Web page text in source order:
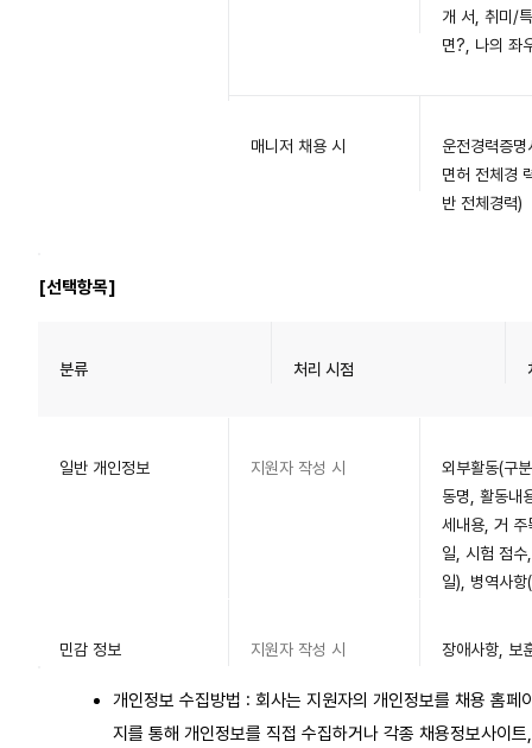
개 서, 취미/
면?, 나의 좌
매니저 채용 시
운전경력증
면허 전체경
반 전체경력)
[선택항목]
분류 처리 시점
일반 개인정보 지원자 작성 시
외부활동(구
동명, 활동내
세내용, 거 주
일, 시험 점
일), 병역사
민감 정보 지원자 작성 시 장애사항, 보
개인정보 수집방법 : 회사는 지원자의 개인정보를 채용 홈페
지를 통해 개인정보를 직접 수집하거나 각종 채용정보사이트,